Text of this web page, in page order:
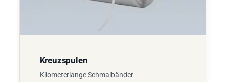
Kreuzspulen
Kilometerlange Schmalbänder